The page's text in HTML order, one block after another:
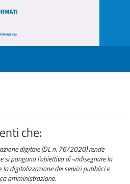
che:
digitale (DL n. 76/2020) rende
si pongono l'obiettivo di «ridisegnare la
la digitalizzazione dei servizi pubblici e
amministrazione.